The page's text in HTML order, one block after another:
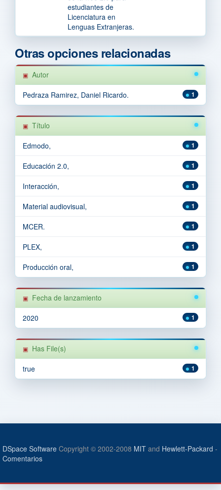
estudiantes de
Licenciatura en
Lenguas Extranjeras.
Otras opciones relacionadas
Autor
1
Pedraza Ramirez, Daniel Ricardo.
Título
1
Edmodo,
1
Educación 2.0,
1
Interacción,
1
Material audiovisual,
1
MCER.
1
PLEX,
1
Producción oral,
Fecha de lanzamiento
1
2020
Has File(s)
1
true
DSpace Software Copyright © 2002-2008 MIT and Hewlett-Packard -
Comentarios